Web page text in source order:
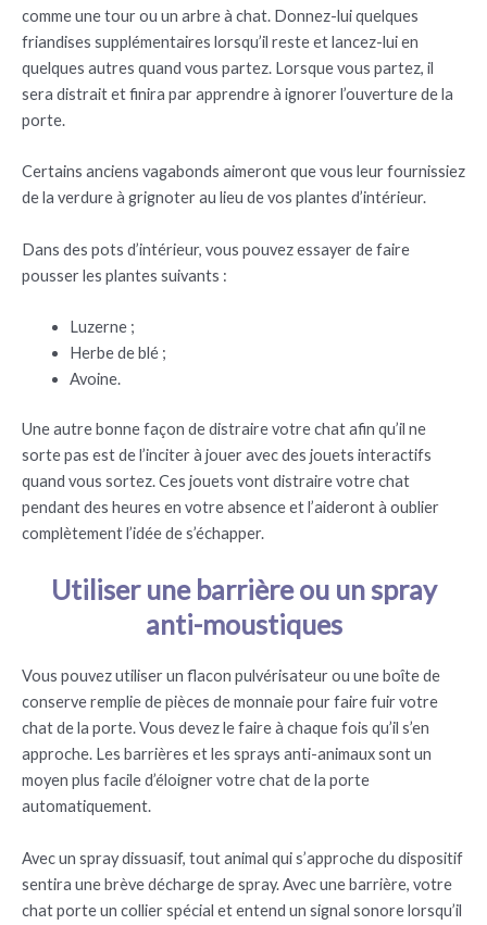
comme une tour ou un arbre à chat. Donnez-lui quelques
friandises supplémentaires lorsqu’il reste et lancez-lui en
quelques autres quand vous partez. Lorsque vous partez, il
sera distrait et finira par apprendre à ignorer l’ouverture de la
porte.
Certains anciens vagabonds aimeront que vous leur fournissiez
de la verdure à grignoter au lieu de vos plantes d’intérieur.
Dans des pots d’intérieur, vous pouvez essayer de faire
pousser les plantes suivants :
Luzerne ;
Herbe de blé ;
Avoine.
Une autre bonne façon de distraire votre chat afin qu’il ne
sorte pas est de l’inciter à jouer avec des jouets interactifs
quand vous sortez. Ces jouets vont distraire votre chat
pendant des heures en votre absence et l’aideront à oublier
complètement l’idée de s’échapper.
Utiliser une barrière ou un spray
anti-moustiques
Vous pouvez utiliser un flacon pulvérisateur ou une boîte de
conserve remplie de pièces de monnaie pour faire fuir votre
chat de la porte. Vous devez le faire à chaque fois qu’il s’en
approche. Les barrières et les sprays anti-animaux sont un
moyen plus facile d’éloigner votre chat de la porte
automatiquement.
Avec un spray dissuasif, tout animal qui s’approche du dispositif
sentira une brève décharge de spray. Avec une barrière, votre
chat porte un collier spécial et entend un signal sonore lorsqu’il